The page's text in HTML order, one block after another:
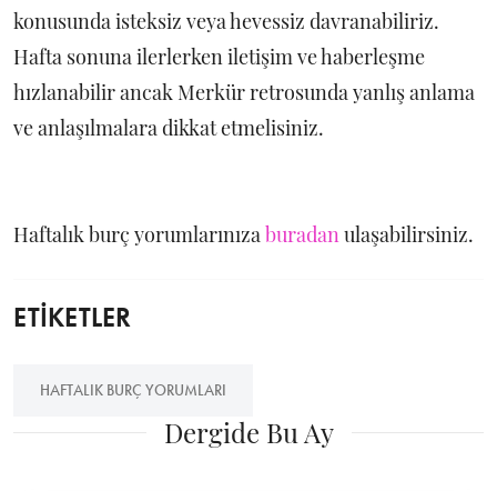
konusunda isteksiz veya hevessiz davranabiliriz.
Hafta sonuna ilerlerken iletişim ve haberleşme
hızlanabilir ancak Merkür retrosunda yanlış anlama
ve anlaşılmalara dikkat etmelisiniz.
Haftalık burç yorumlarınızaburadanulaşabilirsiniz.
ETİKETLER
HAFTALIK BURÇ YORUMLARI
Dergide Bu Ay